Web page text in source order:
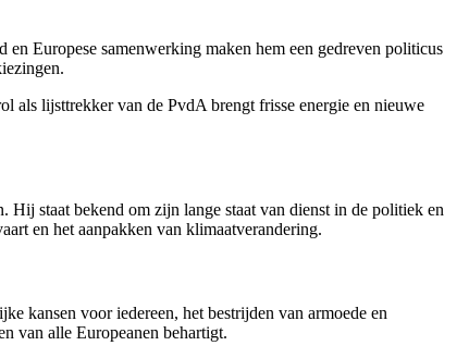
Europese samenwerking maken hem een gedreven politicus
als lijsttrekker van de PvdA brengt frisse energie en nieuwe
staat bekend om zijn lange staat van dienst in de politiek en
en het aanpakken van klimaatverandering.
kansen voor iedereen, het bestrijden van armoede en
van alle Europeanen behartigt.